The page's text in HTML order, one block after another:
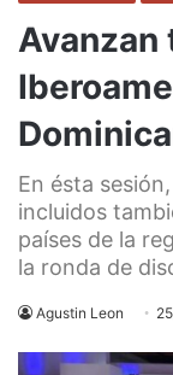
Avanzan
En ésta
incluidos
países de la
la ronda de
Agustin Leon